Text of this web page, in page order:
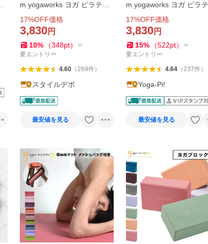
m yogaworks ヨガ ピラティ
ス PVC ストレッチ ダイエッ
ト 健康 器具 エクササイズ ト
レーニング 送料無料
17%OFF価格
3,830円
10% （348pt）
要エントリー
4.60（269件）
スタイルデポ
最安値を見る
m yogaworks ヨガ ピラテ
ス マット 人気 ヨガ ブラ
新色 おしゃれ かわいい
定番
17%OFF価格
3,830円
15% （522pt）
要エントリー
4.64（237件）
Yoga-Pi!
最安値を見る